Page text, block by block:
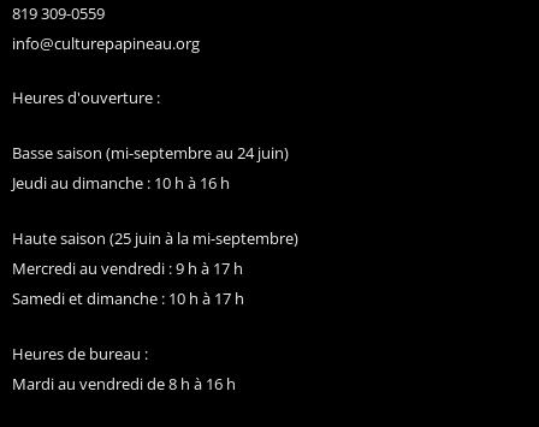
819 309-0559
info@culturepapineau.org
Heures d'ouverture :
Basse saison (mi-septembre au 24 juin)
Jeudi au dimanche : 10 h à 16 h
Haute saison (25 juin à la mi-septembre)
Mercredi au vendredi : 9 h à 17 h
Samedi et dimanche : 10 h à 17 h
Heures de bureau :
Mardi au vendredi de 8 h à 16 h